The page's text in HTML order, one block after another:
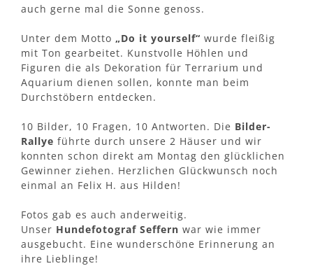
auch gerne mal die Sonne genoss.
Unter dem Motto „Do it yourself“ wurde fleißig
mit Ton gearbeitet. Kunstvolle Höhlen und
Figuren die als Dekoration für Terrarium und
Aquarium dienen sollen, konnte man beim
Durchstöbern entdecken.
10 Bilder, 10 Fragen, 10 Antworten. Die Bilder-
Rallye führte durch unsere 2 Häuser und wir
konnten schon direkt am Montag den glücklichen
Gewinner ziehen. Herzlichen Glückwunsch noch
einmal an Felix H. aus Hilden!
Fotos gab es auch anderweitig.
Unser Hundefotograf Seffern war wie immer
ausgebucht. Eine wunderschöne Erinnerung an
ihre Lieblinge!